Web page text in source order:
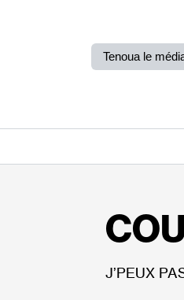
Tenoua le
J’PEUX